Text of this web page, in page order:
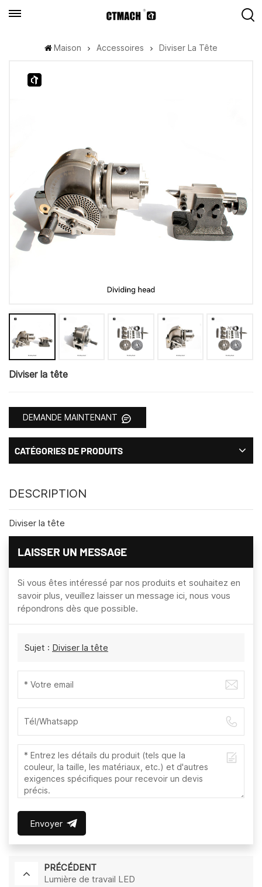
Maison Accessoires Diviser La Tête
Diviser la tête
DEMANDE MAINTENANT
CATÉGORIES DE PRODUITS
DESCRIPTION
Diviser la tête
LAISSER UN MESSAGE
Si vous êtes intéressé par nos produits et souhaitez en
savoir plus, veuillez laisser un message ici, nous vous
répondrons dès que possible.
Sujet : Diviser la tête
Envoyer
PRÉCÉDENT
Lumière de travail LED